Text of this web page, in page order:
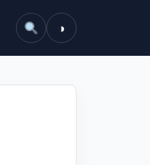
◑